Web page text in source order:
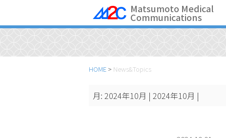
Matsumoto Medical
Communications
HOME > News&Topics
月: 2024年10月 | 2024年10月 |